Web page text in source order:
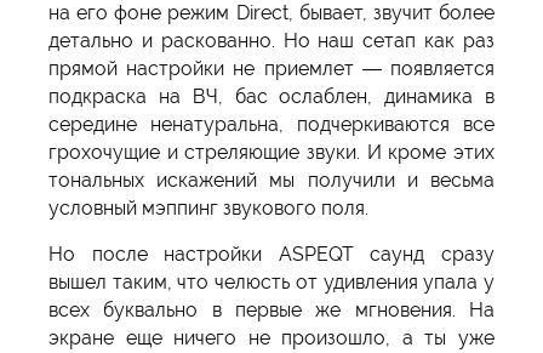
на его фоне режим Direct, бывает, звучит более
детально и раскованно. Но наш сетап как раз
прямой настройки не приемлет — появляется
подкраска на ВЧ, бас ослаблен, динамика в
середине ненатуральна, подчеркиваются все
грохочущие и стреляющие звуки. И кроме этих
тональных искажений мы получили и весьма
условный мэппинг звукового поля.
Но после настройки ASPEQT саунд сразу
вышел таким, что челюсть от удивления упала у
всех буквально в первые же мгновения. На
экране еще ничего не произошло, а ты уже